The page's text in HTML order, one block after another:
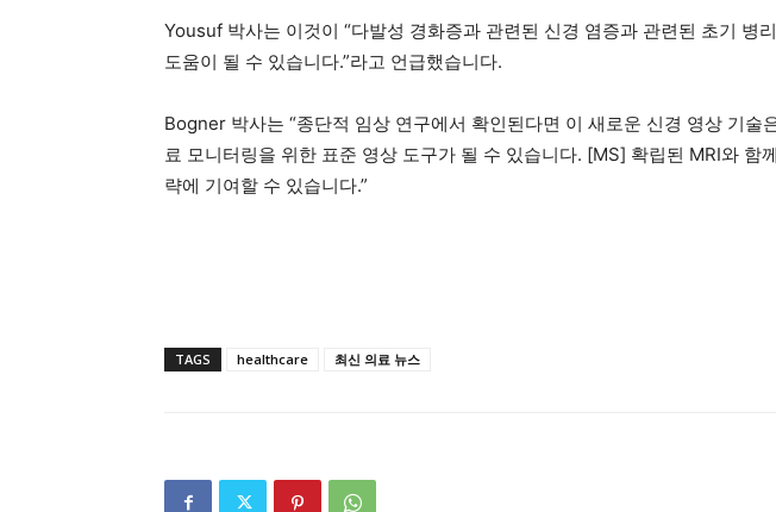
Yousuf 박사는 이것이 “다발성 경화증과 관련된 신경 염증과 관련된 초기 병
도움이 될 수 있습니다.”라고 언급했습니다.
Bogner 박사는 “종단적 임상 연구에서 확인된다면 이 새로운 신경 영상 기술
료 모니터링을 위한 표준 영상 도구가 될 수 있습니다. [MS] 확립된 MRI와 함
략에 기여할 수 있습니다.”
TAGS healthcare 최신 의료 뉴스